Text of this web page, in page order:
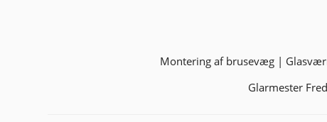
Montering af brusevæg|
Glarmester